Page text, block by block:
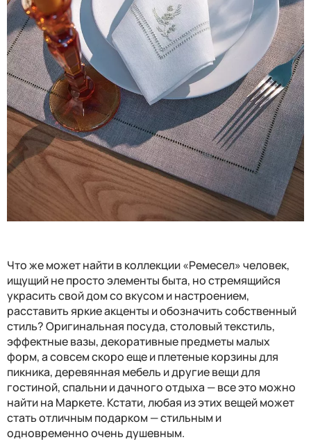
Что же может найти в коллекции «Ремесел» человек,
ищущий не просто элементы быта, но стремящийся
украсить свой дом со вкусом и настроением,
расставить яркие акценты и обозначить собственный
стиль? Оригинальная посуда, столовый текстиль,
эффектные вазы, декоративные предметы малых
форм, а совсем скоро еще и плетеные корзины для
пикника, деревянная мебель и другие вещи для
гостиной, спальни и дачного отдыха — все это можно
найти на Маркете. Кстати, любая из этих вещей может
стать отличным подарком — стильным и
одновременно очень душевным.